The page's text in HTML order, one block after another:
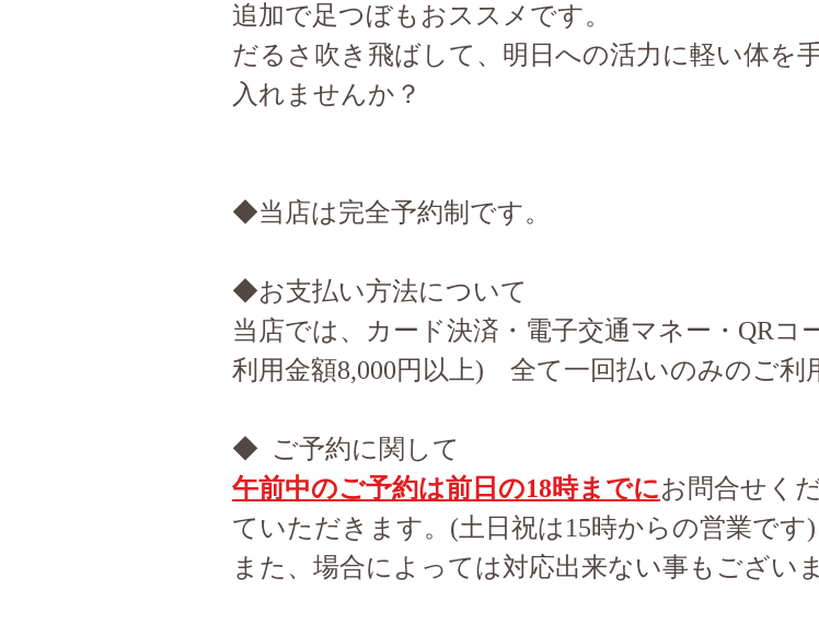
追加で足つぼもおススメです。
だるさ吹き飛ばして、明日への活力に軽い体を
入れませんか？
​◆当店は完全予約制です。
◆お支払い方法について
当店では、カード決済・電子交通マネー・QR
利用金額8,000円以上) 全て一回払いのみのご利
◆ ご予約に関して
午前中のご予約は前日の18時までにお問合せく
ていただきます。(土日祝は15時からの営業です)
また、場合によっては対応出来ない事もござい